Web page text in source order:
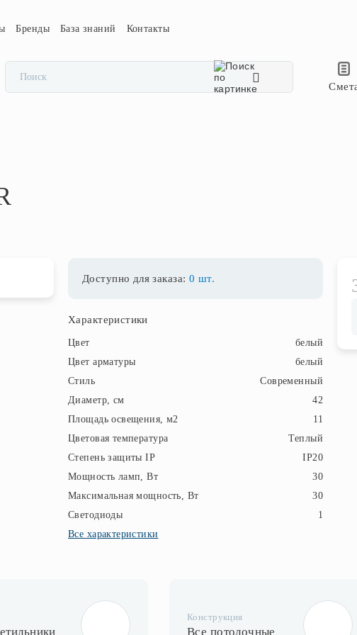
Бренды База знаний Контакты
Доступно для заказа: 0 шт.
Характеристики
Цвет
белый
Цвет арматуры
белый
Стиль
Современный
Диаметр, см
42
Площадь освещения, м2
11
Цветовая температура
Теплый
Степень защиты IP
IP20
Мощность ламп, Вт
30
Максимальная мощность, Вт
30
Светодиоды
1
Все характеристики
Конструкция
Все потолочные